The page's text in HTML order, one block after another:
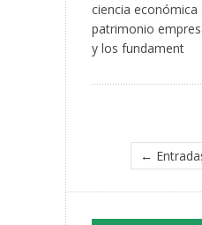
ciencia económica
patrimonio
y los fundament
←